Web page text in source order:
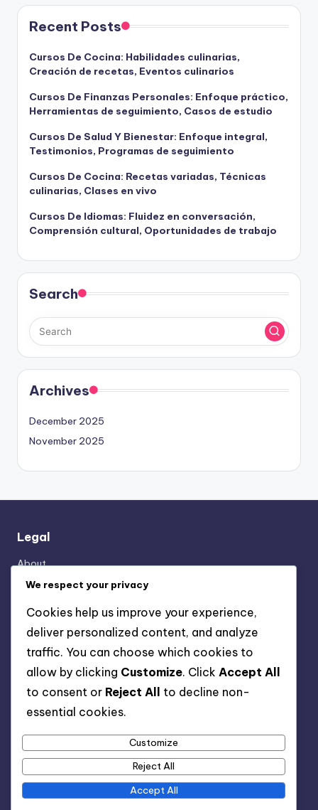
Recent Posts
Cursos De Cocina: Habilidades culinarias,
Creación de recetas, Eventos culinarios
Cursos De Finanzas Personales: Enfoque práctico,
Herramientas de seguimiento, Casos de estudio
Cursos De Salud Y Bienestar: Enfoque integral,
Testimonios, Programas de seguimiento
Cursos De Cocina: Recetas variadas, Técnicas
culinarias, Clases en vivo
Cursos De Idiomas: Fluidez en conversación,
Comprensión cultural, Oportunidades de trabajo
Search
Archives
December 2025
November 2025
Legal
About
Privacy Policy
Terms & Conditions
Cookie Policy
Categories
Beneficios de los Cursos Online
Cómo Elegir el Curso Online Ideal
Resultados de Tomar Cursos Online
We respect your privacy
Cookies help us improve your experience,
deliver personalized content, and analyze
traffic. You can choose which cookies to
allow by clicking Customize. Click Accept All
to consent or Reject All
to decline non-
essential cookies.
Customize
Reject All
Accept All